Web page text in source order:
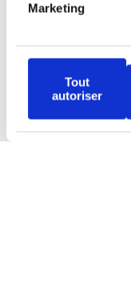
Marketing
Tout
autoriser